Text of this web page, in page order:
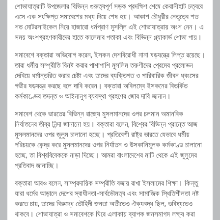
শোভাযাত্রাটি উপজেলার বিভিন্ন গুরুত্বপূর্ণ সড়ক প্রদক্ষিণ শেষে কেরানীহাট চত্বরে
এসে এক সংক্ষিপ্ত সমাবেশের মধ্য দিয়ে শেষ হয়। আকাশ চৌধুরীর নেতৃত্বে শত
শত মোটরসাইকেল নিয়ে হাজারো ধর্মপ্রাণ মুসল্লি এই শোভাযাত্রায় অংশ নেন। এ
সময় অংশগ্রহণকারীদের হাতে কালেমার পতাকা এবং বিভিন্ন প্ল্যাকার্ড শোভা পায়।
সমাবেশে বক্তারা অভিযোগ করেন, ইসকন দেশবিরোধী নানা ষড়যন্ত্রে লিপ্ত রয়েছে।
তারা ধর্মীয় সম্প্রীতি বিনষ্ট করার পাশাপাশি মুসলিম তরুণীদের প্রেমের প্রলোভন
দেখিয়ে ধর্মান্তরিত করার চেষ্টা এবং তাদের ব্যক্তিগত ও পারিবারিক জীবন ধ্বংসের
গভীর ষড়যন্ত্র করছে বলে দাবি করেন। বক্তারা অবিলম্বে ইসকনের বিতর্কিত
কর্মকাণ্ডের তদন্ত ও আইনানুগ ব্যবস্থা গ্রহণের জোর দাবি জানান।
সমাবেশ থেকে ভারতের বিভিন্ন রাজ্যে মুসলমানদের ওপর চলমান অমানবিক
নির্যাতনের তীব্র নিন্দা জানানো হয়। বক্তারা বলেন, বিশ্বের বিভিন্ন প্রান্তে আজ
মুসলমানদের ওপর জুলুম চালানো হচ্ছে। প্রতিবেশী রাষ্ট্র ভারতে যেভাবে ধর্মীয়
পরিচয়কে কেন্দ্র করে মুসলমানদের ওপর নির্যাতন ও উসকানিমূলক কর্মকাণ্ড চালানো
হচ্ছে, তা বিশ্ববিবেককে নাড়া দিচ্ছে। আমরা বাংলাদেশের মাটি থেকে এই জুলুমের
প্রতিবাদ জানাচ্ছি।
বক্তারা আরও বলেন, সাম্প্রদায়িক সম্প্রীতি বজায় রাখা ইসলামের শিক্ষা। কিন্তু
যারা ধর্মের আড়ালে দেশের স্বাধীনতা-সার্বভৌমত্ব এবং সামাজিক স্থিতিশীলতা নষ্ট
করতে চায়, তাদের বিরুদ্ধে তৌহিদী জনতা অতীতেও ঐক্যবদ্ধ ছিল, ভবিষ্যতেও
থাকবে। শোভাযাত্রা ও সমাবেশকে ঘিরে এলাকায় ব্যাপক জনসমাগম লক্ষ্য করা